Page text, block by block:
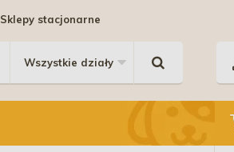
Sklepy stacjonarne